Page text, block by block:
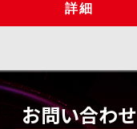
詳細
お問い合わせ